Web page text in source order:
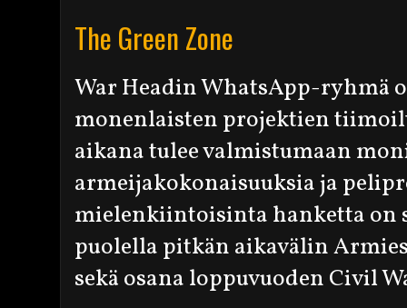
The Green Zone
War Headin WhatsApp-ryhmä
monenlaisten projektien
aikana tulee valmistumaan
armeijakokonaisuuksia ja
mielenkiintoisinta hanketta on
puolella pitkän aikavälin
sekä osana loppuvuoden Civil